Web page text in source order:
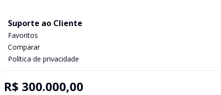
R$ 300.000,00
Suporte ao Cliente
Favoritos
Comparar
Política de privacidade